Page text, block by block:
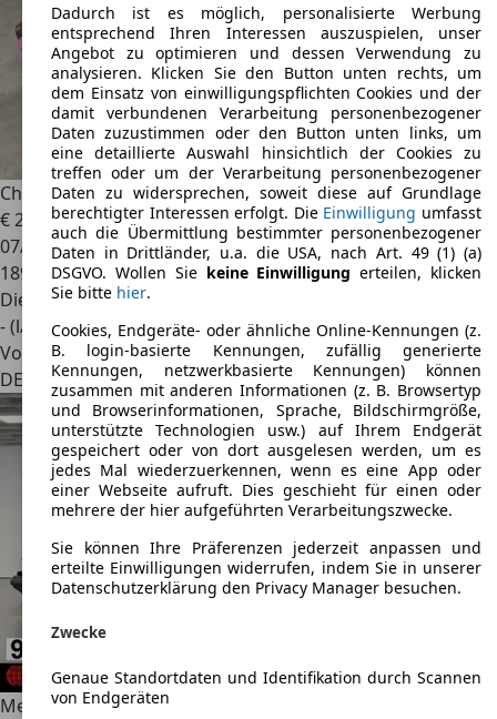
Chrysler 300C3.0 CRD pink Stretchlimousine rosa
€ 29.0001
07/2007
189.600 km
Diesel
- (l/100 km)
Von privat
DE 50129Bergheim, Stadt
Mercedes-Benz 280E 280 Stretchlimousine W124, 1 von 193
Dadurch ist es möglich, personalisierte Werbung
entsprechend Ihren Interessen auszuspielen, unser
Angebot zu optimieren und dessen Verwendung zu
analysieren. Klicken Sie den Button unten rechts, um
dem Einsatz von einwilligungspflichten Cookies und der
damit verbundenen Verarbeitung personenbezogener
Daten zuzustimmen oder den Button unten links, um
eine detaillierte Auswahl hinsichtlich der Cookies zu
treffen oder um der Verarbeitung personenbezogener
Daten zu widersprechen, soweit diese auf Grundlage
berechtigter Interessen erfolgt. Die Einwilligung umfasst
auch die Übermittlung bestimmter personenbezogener
Daten in Drittländer, u.a. die USA, nach Art. 49 (1) (a)
DSGVO. Wollen Sie keine Einwilligung erteilen, klicken
Sie bitte hier.
Cookies, Endgeräte- oder ähnliche Online-Kennungen (z.
B. login-basierte Kennungen, zufällig generierte
Kennungen, netzwerkbasierte Kennungen) können
zusammen mit anderen Informationen (z. B. Browsertyp
und Browserinformationen, Sprache, Bildschirmgröße,
unterstützte Technologien usw.) auf Ihrem Endgerät
gespeichert oder von dort ausgelesen werden, um es
jedes Mal wiederzuerkennen, wenn es eine App oder
einer Webseite aufruft. Dies geschieht für einen oder
mehrere der hier aufgeführten Verarbeitungszwecke.
Sie können Ihre Präferenzen jederzeit anpassen und
erteilte Einwilligungen widerrufen, indem Sie in unserer
Datenschutzerklärung den Privacy Manager besuchen.
Zwecke
Genaue Standortdaten und Identifikation durch Scannen
von Endgeräten